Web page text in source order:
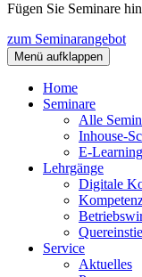
Fügen Sie Seminare
zum Seminarangebot
Menü aufklappen
Home
Seminare
Alle
Inhouse-
E-Learning
Lehrgänge
Digitale
Service
Aktuelles